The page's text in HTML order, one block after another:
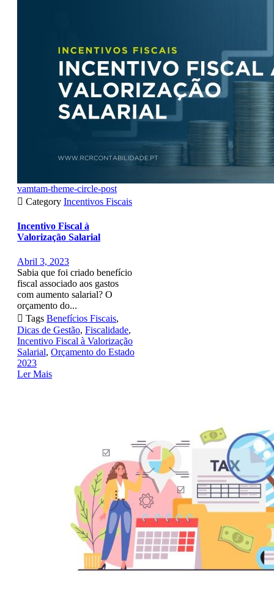
vamtam-theme-circle-post
 Category Incentivos Fiscais
Incentivo Fiscal à
Valorização Salarial
Abril 3, 2023
Sabia que foi criado benefício
fiscal associado aos gastos
com aumento salarial? O
orçamento do...
 Tags Benefícios Fiscais,
Dicas de Gestão, Fiscalidade,
Incentivo Fiscal à Valorização
Salarial, Orçamento do Estado
2023
Ler Mais